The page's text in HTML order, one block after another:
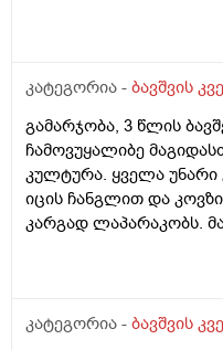
კატეგორია - ბავშვის
გამარჯობა, 3 წლის
ჩამოვუყალიბე
კულტურა. ყველა უნარი
იცის ჩანგლით და
კარგად ლაპარაკობს.
გავაგებინე ის, თუ რა
განმავლობაში ჭამს
კატეგორია - ბავშვის